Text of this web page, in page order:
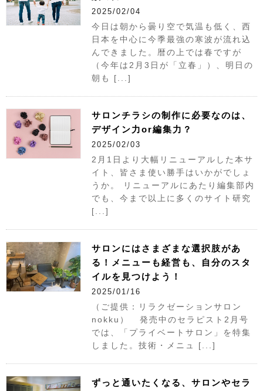
2025/02/04
今日は朝から曇り空で気温も低く、西
日本を中心に今季最強の寒波が流れ込
んできました。暦の上では春ですが
（今年は2月3日が「立春」）、明日の
朝も [...]
サロンチラシの制作に必要なのは、
デザイン力or編集力？
2025/02/03
2月1日より大幅リニューアルした本サ
イト、皆さま使い勝手はいかがでしょ
うか。 リニューアルにあたり編集部内
でも、今まで以上に多くのサイト研究
[...]
サロンにはさまざまな選択肢があ
る！メニューも経営も、自分のスタ
イルを見つけよう！
2025/01/16
（ご提供：リラクゼーションサロン
nokku） 発売中のセラピスト2月号
では、「プライベートサロン」を特集
しました。技術・メニュ [...]
ずっと通いたくなる、サロンやセラ